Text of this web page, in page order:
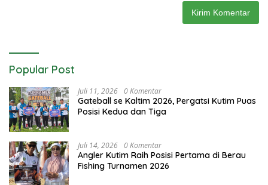
Popular Post
Juli 11, 2026 0 Komentar
Gateball se Kaltim 2026, Pergatsi Kutim Puas
Posisi Kedua dan Tiga
Juli 14, 2026 0 Komentar
Angler Kutim Raih Posisi Pertama di Berau
Fishing Turnamen 2026